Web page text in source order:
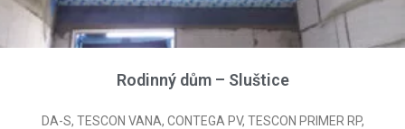
Rodinný dům – Sluštice
DA-S, TESCON VANA, CONTEGA PV, TESCON PRIMER RP,